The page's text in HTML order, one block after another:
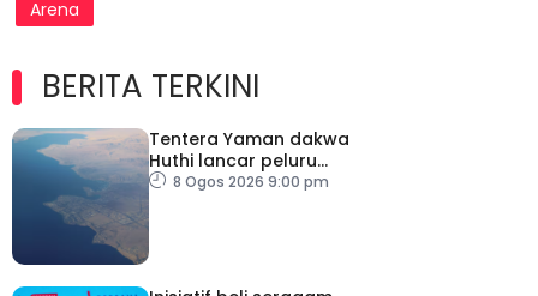
Arena
BERITA TERKINI
Tentera Yaman dakwa
Huthi lancar peluru
berpandu ke arah Laut
8 Ogos 2026 9:00 pm